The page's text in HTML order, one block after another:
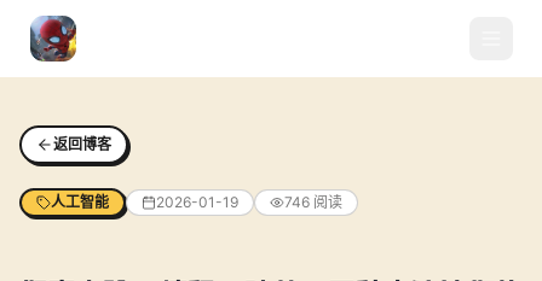
返回博客
人工智能 2026-01-19 746 阅读